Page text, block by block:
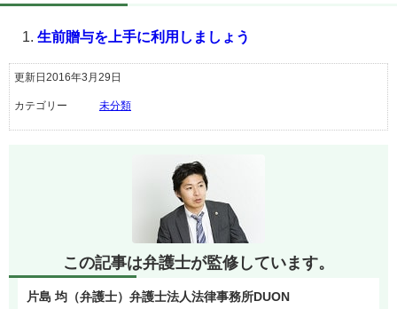
生前贈与を上手に利用しましょう
更新日2016年3月29日
カテゴリー 未分類
この記事は弁護士が監修しています。
片島 均（弁護士）弁護士法人法律事務所DUON